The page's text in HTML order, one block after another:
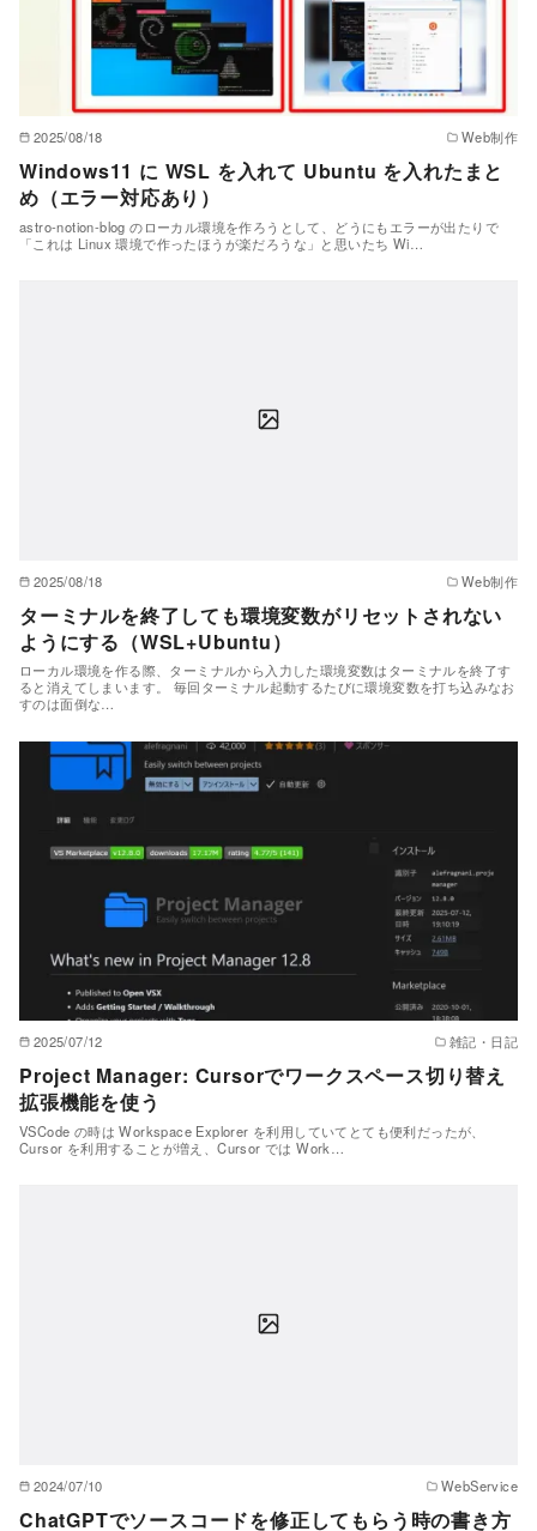
2025/08/18 Web制作
Windows11 に WSL を入れて Ubuntu を入れたまと
め（エラー対応あり）
astro-notion-blog のローカル環境を作ろうとして、どうにもエラーが出たりで
「これは Linux 環境で作ったほうが楽だろうな」と思いたち Wi…
2025/08/18 Web制作
ターミナルを終了しても環境変数がリセットされない
ようにする（WSL+Ubuntu）
ローカル環境を作る際、ターミナルから入力した環境変数はターミナルを終了す
ると消えてしまいます。 毎回ターミナル起動するたびに環境変数を打ち込みなお
すのは面倒な…
2025/07/12 雑記・日記
Project Manager: Cursorでワークスペース切り替え
拡張機能を使う
VSCode の時は Workspace Explorer を利用していてとても便利だったが、
Cursor を利用することが増え、Cursor では Work…
2024/07/10 WebService
ChatGPTでソースコードを修正してもらう時の書き方